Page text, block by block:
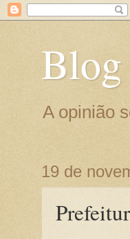
A opinião
19 de